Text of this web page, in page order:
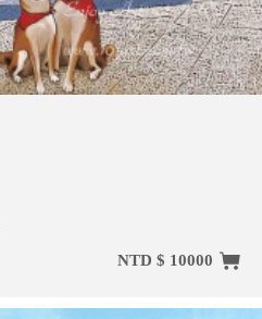
NTD $ 10000